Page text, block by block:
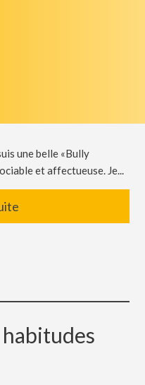
une belle «Bully
et affectueuse. Je...